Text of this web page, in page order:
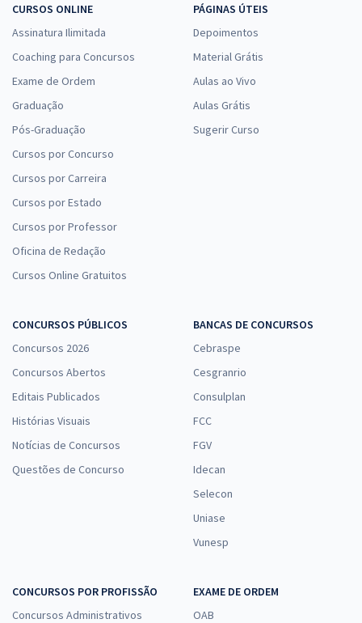
CURSOS ONLINE
Assinatura Ilimitada
Coaching para Concursos
Exame de Ordem
Graduação
Pós-Graduação
Cursos por Concurso
Cursos por Carreira
Cursos por Estado
Cursos por Professor
Oficina de Redação
Cursos Online Gratuitos
PÁGINAS ÚTEIS
Depoimentos
Material Grátis
Aulas ao Vivo
Aulas Grátis
Sugerir Curso
CONCURSOS PÚBLICOS
Concursos 2026
Concursos Abertos
Editais Publicados
Histórias Visuais
Notícias de Concursos
Questões de Concurso
BANCAS DE CONCURSOS
Cebraspe
Cesgranrio
Consulplan
FCC
FGV
Idecan
Selecon
Uniase
Vunesp
CONCURSOS POR PROFISSÃO
Concursos Administrativos
EXAME DE ORDEM
OAB